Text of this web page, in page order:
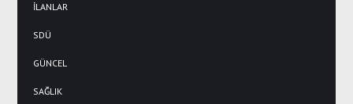
İLANLAR
SDÜ
GÜNCEL
SAĞLIK